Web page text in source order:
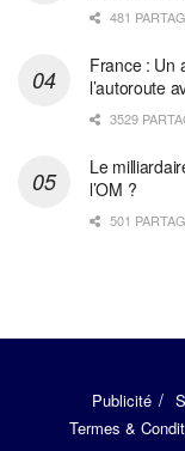
481
France : Un
l’autoroute
3529
Le
l’OM ?
501
Publicité
Termes &